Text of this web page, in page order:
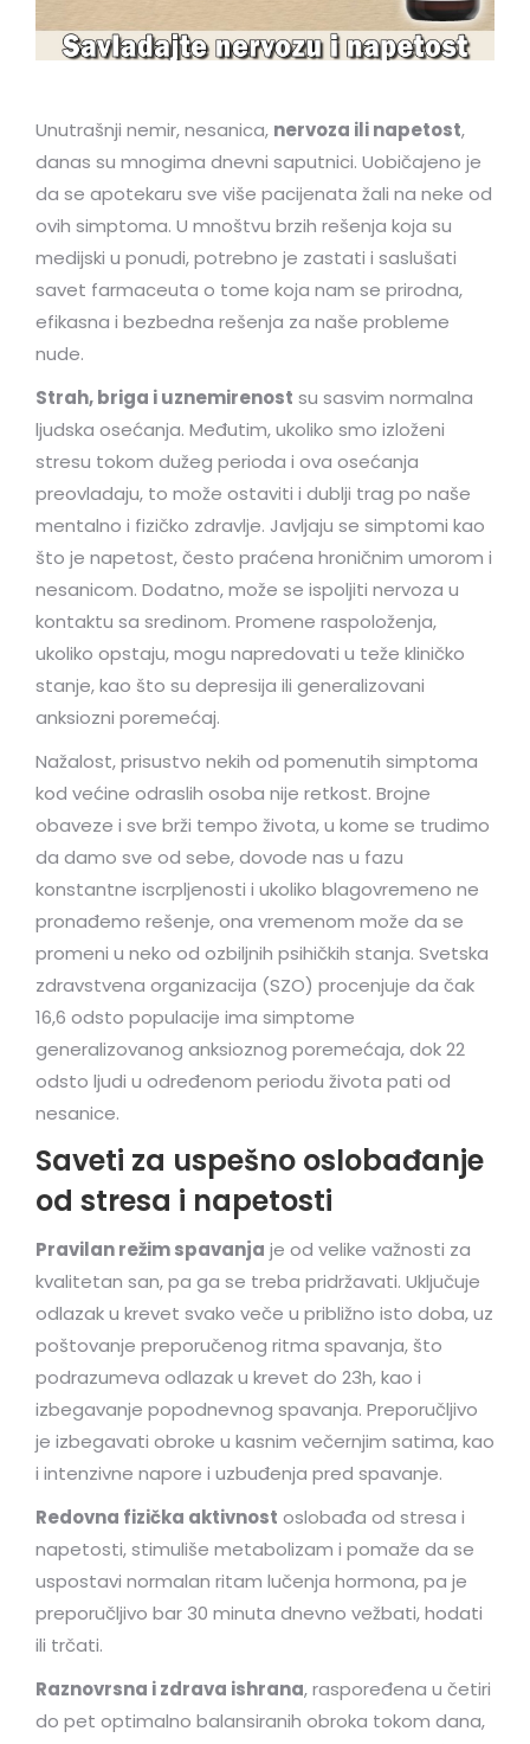
Unutrašnji nemir, nesanica, nervoza ili napetost,
danas su mnogima dnevni saputnici. Uobičajeno je
da se apotekaru sve više pacijenata žali na neke od
ovih simptoma. U mnoštvu brzih rešenja koja su
medijski u ponudi, potrebno je zastati i saslušati
savet farmaceuta o tome koja nam se prirodna,
efikasna i bezbedna rešenja za naše probleme
nude.
Strah, briga i uznemirenost su sasvim normalna
ljudska osećanja. Međutim, ukoliko smo izloženi
stresu tokom dužeg perioda i ova osećanja
preovladaju, to može ostaviti i dublji trag po naše
mentalno i fizičko zdravlje. Javljaju se simptomi kao
što je napetost, često praćena hroničnim umorom i
nesanicom. Dodatno, može se ispoljiti nervoza u
kontaktu sa sredinom. Promene raspoloženja,
ukoliko opstaju, mogu napredovati u teže kliničko
stanje, kao što su depresija ili generalizovani
anksiozni poremećaj.
Nažalost, prisustvo nekih od pomenutih simptoma
kod većine odraslih osoba nije retkost. Brojne
obaveze i sve brži tempo života, u kome se trudimo
da damo sve od sebe, dovode nas u fazu
konstantne iscrpljenosti i ukoliko blagovremeno ne
pronađemo rešenje, ona vremenom može da se
promeni u neko od ozbiljnih psihičkih stanja. Svetska
zdravstvena organizacija (SZO) procenjuje da čak
16,6 odsto populacije ima simptome
generalizovanog anksioznog poremećaja, dok 22
odsto ljudi u određenom periodu života pati od
nesanice.
Saveti za uspešno oslobađanje
od stresa i napetosti
Pravilan režim spavanja je od velike važnosti za
kvalitetan san, pa ga se treba pridržavati. Uključuje
odlazak u krevet svako veče u približno isto doba, uz
poštovanje preporučenog ritma spavanja, što
podrazumeva odlazak u krevet do 23h, kao i
izbegavanje popodnevnog spavanja. Preporučljivo
je izbegavati obroke u kasnim večernjim satima, kao
i intenzivne napore i uzbuđenja pred spavanje.
Redovna fizička aktivnost oslobađa od stresa i
napetosti, stimuliše metabolizam i pomaže da se
uspostavi normalan ritam lučenja hormona, pa je
preporučljivo bar 30 minuta dnevno vežbati, hodati
ili trčati.
Raznovrsna i zdrava ishrana, raspoređena u četiri
do pet optimalno balansiranih obroka tokom dana,